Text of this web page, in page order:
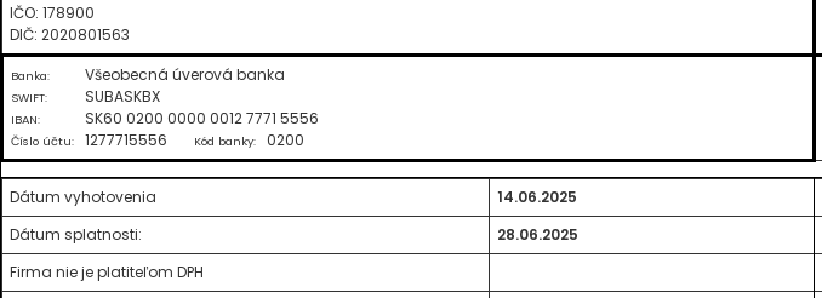
IČO: 178900
DIČ: 2020801563
Banka: Všeobecná úverová banka
SWIFT: SUBASKBX
IBAN: SK60 0200 0000 0012 7771 5556
Číslo účtu: 1277715556 Kód banky: 0200
Dátum vyhotovenia
14.06.2025
Dátum splatnosti:
28.06.2025
Firma nie je platiteľom DPH